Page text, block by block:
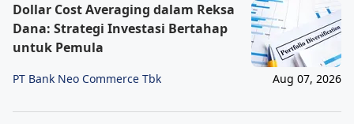
Dollar Cost Averaging dalam Reksa
Dana: Strategi Investasi Bertahap
untuk Pemula
PT Bank Neo Commerce Tbk Aug 07, 2026